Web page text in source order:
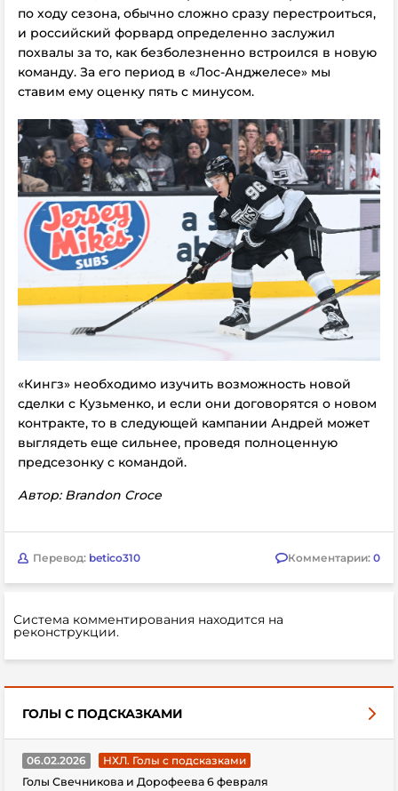
по ходу сезона, обычно сложно сразу перестроиться,
и российский форвард определенно заслужил
похвалы за то, как безболезненно встроился в новую
команду. За его период в «Лос-Анджелесе» мы
ставим ему оценку пять с минусом.
«Кингз» необходимо изучить возможность новой
сделки с Кузьменко, и если они договорятся о новом
контракте, то в следующей кампании Андрей может
выглядеть еще сильнее, проведя полноценную
предсезонку с командой.
Автор: Brandon Croce
Перевод: betico310 Комментарии: 0
Система комментирования находится на
реконструкции.
ГОЛЫ С ПОДСКАЗКАМИ
06.02.2026
НХЛ. Голы с подсказками
Голы Свечникова и Дорофеева 6 февраля